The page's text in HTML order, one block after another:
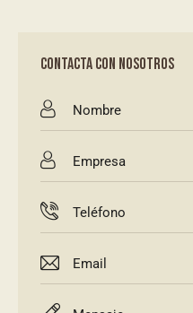
CONTACTA CON NOSOTROS